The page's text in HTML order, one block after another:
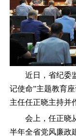
近日，省纪委监
记使命”主题教育
主任任正晓主持并
会上，任正晓从
半年全省党风廉政